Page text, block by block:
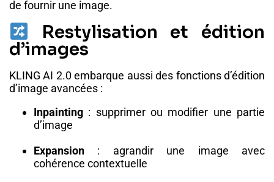
de fournir une image.
Restylisation et édition
d’images
KLING AI 2.0 embarque aussi des fonctions d’édition
d’image avancées :
Inpainting : supprimer ou modifier une partie
d’image
Expansion : agrandir une image avec
cohérence contextuelle